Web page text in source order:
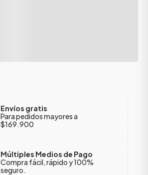
Envíos gratis
Para pedidos mayores a
$169.900
Múltiples Medios de Pago
Compra fácil, rápido y 100%
seguro.